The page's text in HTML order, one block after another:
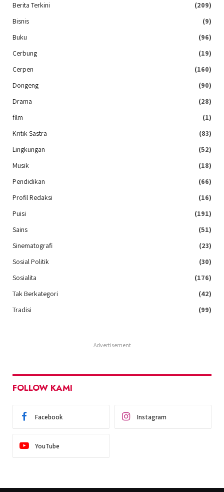
Berita Terkini
(209)
Bisnis
(9)
Buku
(96)
Cerbung
(19)
Cerpen
(160)
Dongeng
(90)
Drama
(28)
film
(1)
Kritik Sastra
(83)
Lingkungan
(52)
Musik
(18)
Pendidikan
(66)
Profil Redaksi
(16)
Puisi
(191)
Sains
(51)
Sinematografi
(23)
Sosial Politik
(30)
Sosialita
(176)
Tak Berkategori
(42)
Tradisi
(99)
Advertisement
FOLLOW KAMI
Facebook Instagram
YouTube